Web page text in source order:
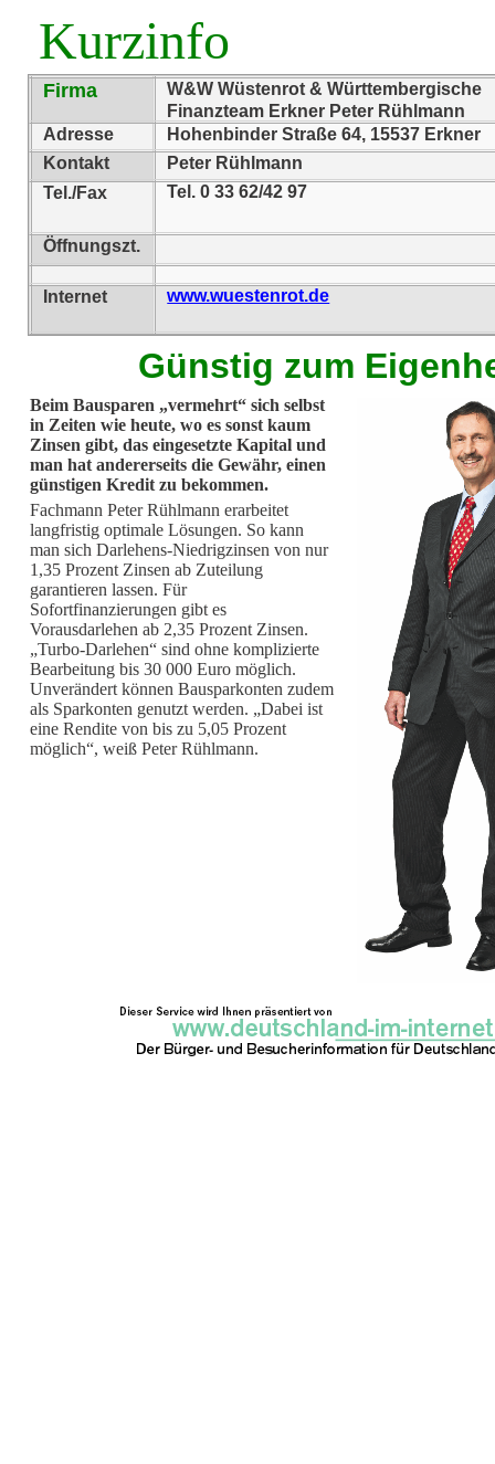
Beim Bausparen „vermehrt“ sich selbst
in Zeiten wie heute, wo es sonst kaum
Zinsen gibt, das eingesetzte Kapital und
man hat andererseits die Gewähr, einen
günstigen Kredit zu bekommen.
Fachmann Peter Rühlmann erarbeitet
langfristig optimale Lösungen. So kann
man sich Darlehens-Niedrigzinsen von nur
1,35 Prozent Zinsen ab Zuteilung
garantieren lassen. Für
Sofortfinanzierungen gibt es
Vorausdarlehen ab 2,35 Prozent Zinsen.
„Turbo-Darlehen“ sind ohne komplizierte
Bearbeitung bis 30 000 Euro möglich.
Unverändert können Bausparkonten zudem
als Sparkonten genutzt werden. „Dabei ist
eine Rendite von bis zu 5,05 Prozent
möglich“, weiß Peter Rühlmann.
Günstig zum
Kurzinfo
Firma
W&W Wüstenrot & Württembergische
Finanzteam Erkner Peter Rühlmann
Adresse
Hohenbinder Straße 64, 15537 Erkner
Kontakt
Peter Rühlmann
Tel./Fax
Tel. 0 33 62/42 97
Öffnungszt.
Internet www.wuestenrot.de